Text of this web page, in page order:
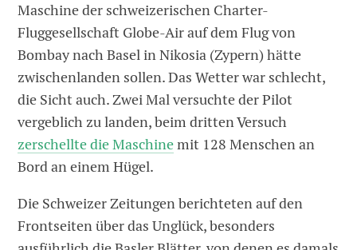
Maschine der schweizerischen Charter-
Fluggesellschaft Globe-Air auf dem Flug von
Bombay nach Basel in Nikosia (Zypern) hätte
zwischenlanden sollen. Das Wetter war schlecht,
die Sicht auch. Zwei Mal versuchte der Pilot
vergeblich zu landen, beim dritten Versuch
zerschellte die Maschinemit 128 Menschen an
Bord an einem Hügel.
Die Schweizer Zeitungen berichteten auf den
Frontseiten über das Unglück, besonders